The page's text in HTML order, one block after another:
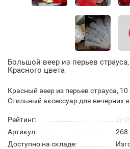
Большой веер из перьев
Красного цвета
Красный веер из перьев страуса,
Стильный аксессуар для вечерних
Рейтинг:
Артикул:
268
Доступно на складе: